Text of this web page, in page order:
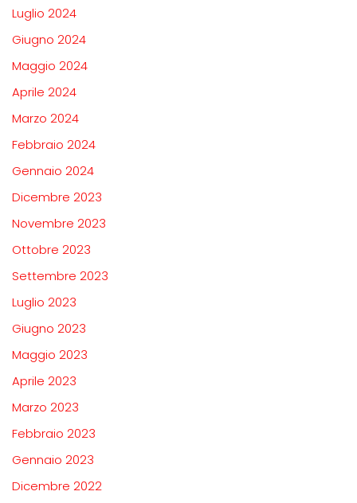
Luglio 2024
Giugno 2024
Maggio 2024
Aprile 2024
Marzo 2024
Febbraio 2024
Gennaio 2024
Dicembre 2023
Novembre 2023
Ottobre 2023
Settembre 2023
Luglio 2023
Giugno 2023
Maggio 2023
Aprile 2023
Marzo 2023
Febbraio 2023
Gennaio 2023
Dicembre 2022